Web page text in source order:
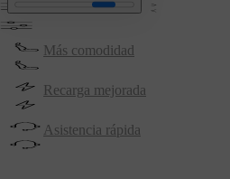
Controles sencillos
Más comodidad
Recarga mejorada
Asistencia rápida